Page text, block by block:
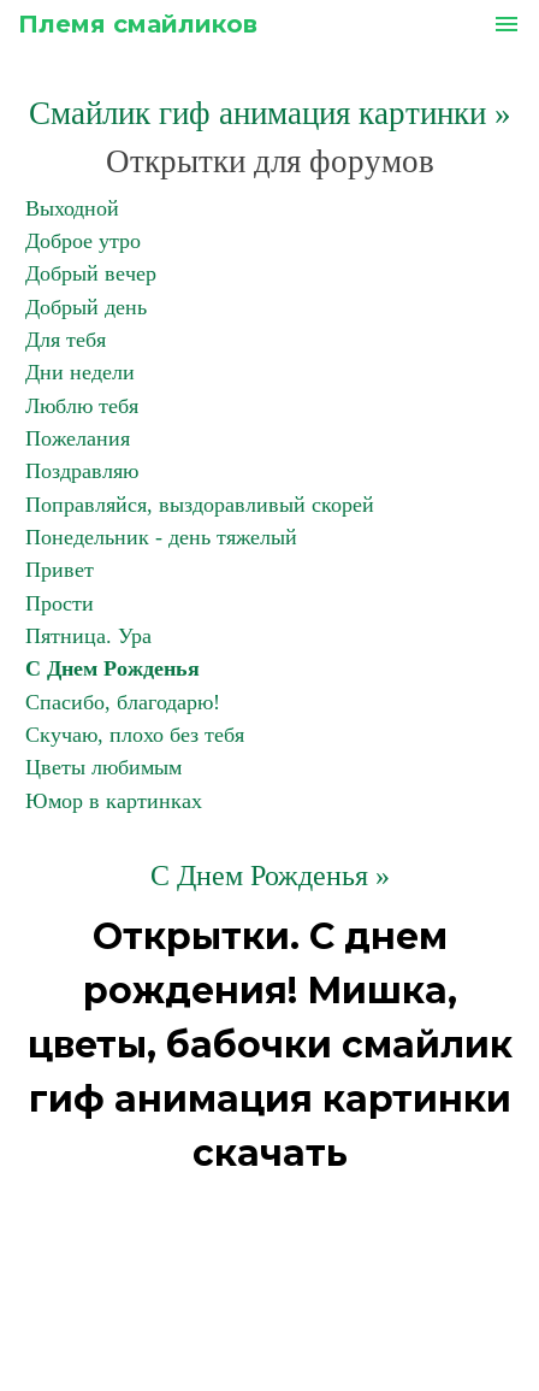
Племя смайликов menu
Смайлик гиф анимация картинки»
Открытки для форумов
Выходной
Доброе утро
Добрый вечер
Добрый день
Для тебя
Дни недели
Люблю тебя
Пожелания
Поздравляю
Поправляйся, выздоравливый скорей
Понедельник - день тяжелый
Привет
Прости
Пятница. Ура
С Днем Рожденья
Спасибо, благодарю!
Скучаю, плохо без тебя
Цветы любимым
Юмор в картинках
С Днем Рожденья »
Открытки. С днем
рождения! Мишка,
цветы, бабочки смайлик
гиф анимация картинки
скачать